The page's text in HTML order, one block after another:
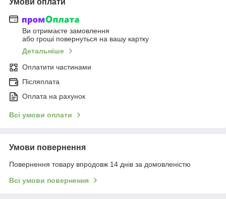
Ви отримаєте замовлення
або гроші повернуться на вашу картку
Детальніше
Оплатити частинами
Післяплата
Оплата на рахунок
Всі умови оплати
Умови повернення
Повернення товару впродовж 14 днів за домовленістю
Всі умови повернення